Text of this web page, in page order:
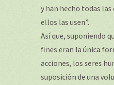
y han hecho todas las
ellos las usen”.
Así que, suponiendo
fines eran la única
acciones, los seres
suposición de una